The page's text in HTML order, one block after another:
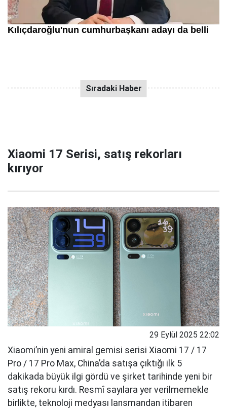
Xiaomi 17 Serisi, satış rekorları
kırıyor
29 Eylül 2025 22:02
Xiaomi’nin yeni amiral gemisi serisi Xiaomi 17 / 17
Pro / 17 Pro Max, China’da satışa çıktığı ilk 5
dakikada büyük ilgi gördü ve şirket tarihinde yeni bir
satış rekoru kırdı. Resmî sayılara yer verilmemekle
birlikte, teknoloji medyası lansmandan itibaren